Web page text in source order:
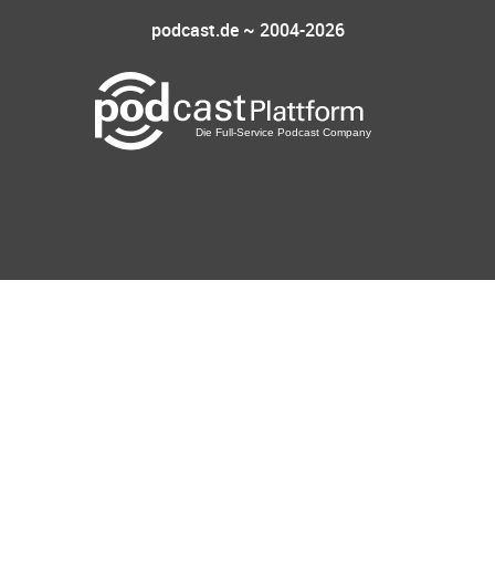
podcast.de ~ 2004-2026